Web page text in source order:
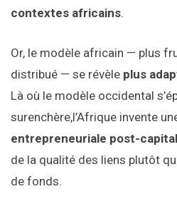
contextes africains.
Or, le modèle africain — plus
distribué — se révèle plus
Là où le modèle occidental
surenchère,l’Afrique invente
entrepreneuriale post-
de la qualité des liens plutôt
de fonds.